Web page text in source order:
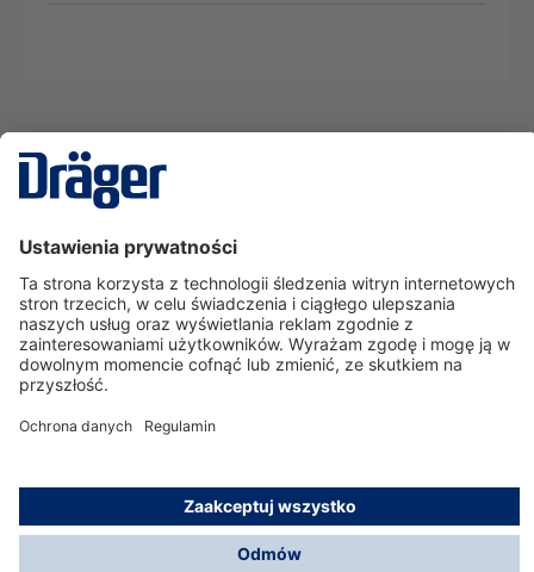
Serwisowa linia hotline
O nas
Korzystanie ze sklepu
© Dräger Polska Sp. z o.o., 2025